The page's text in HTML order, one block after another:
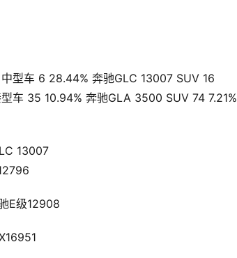
型车 6 28.44% 奔驰GLC 13007 SUV 16
车 35 10.94% 奔驰GLA 3500 SUV 74 7.21%
13007
Q512796
奔驰E级12908
马X16951